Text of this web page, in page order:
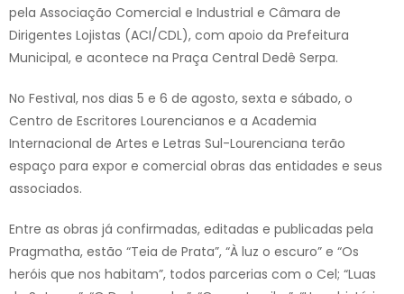
pela Associação Comercial e Industrial e Câmara de
Dirigentes Lojistas (ACI/CDL), com apoio da Prefeitura
Municipal, e acontece na Praça Central Dedê Serpa.
No Festival, nos dias 5 e 6 de agosto, sexta e sábado, o
Centro de Escritores Lourencianos e a Academia
Internacional de Artes e Letras Sul-Lourenciana terão
espaço para expor e comercial obras das entidades e seus
associados.
Entre as obras já confirmadas, editadas e publicadas pela
Pragmatha, estão “Teia de Prata”, “À luz o escuro” e “Os
heróis que nos habitam”, todos parcerias com o Cel; “Luas